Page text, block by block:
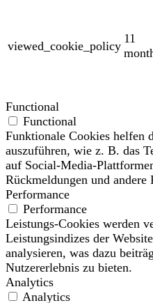
viewed_cookie_policy
11
Functional
Functional
Funktionale Cookies helfen
auszuführen, wie z. B. das
auf Social-Media-
Rückmeldungen und
Performance
Performance
Leistungs-Cookies werden
Leistungsindizes der
analysieren, was dazu
Nutzererlebnis zu bieten.
Analytics
Analytics